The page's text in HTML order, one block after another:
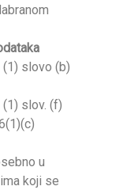
(1) slovo (b)
slov. (f)
u
koji se